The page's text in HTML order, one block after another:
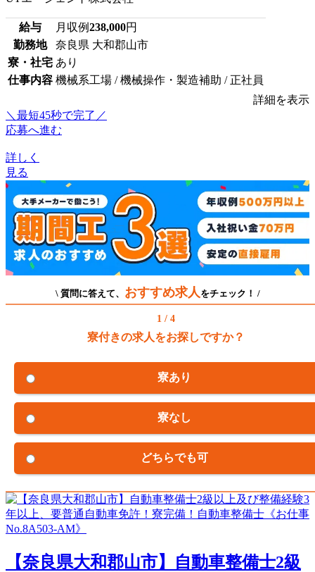
給与 月収例238,000円
勤務地
奈良県 大和郡山市
寮・社宅 あり
仕事内容 機械系工場 / 機械操作・製造補助 / 正社員
詳細を表示
＼最短45秒で完了／
応募へ進む
詳しく
見る
\ 質問に答えて、 おすすめ求人 をチェック！ /
1 / 4
寮付きの求人をお探しですか？
寮あり
寮なし
どちらでも可
【奈良県大和郡山市】自動車整備士2級